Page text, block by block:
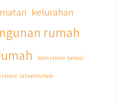
kelurahan
rumah
kontraktor bekasi
Jabodetabek